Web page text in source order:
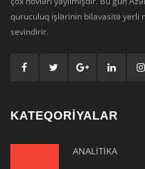
quruculuq işlərinin bilavasitə yerli
sevindirir.
KATEQORİYALAR
ANALİTİKA